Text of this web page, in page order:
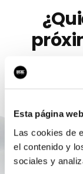
Esta página
Las cookies de
el contenido y
sociales y
Llevamos más
Airmagno
a